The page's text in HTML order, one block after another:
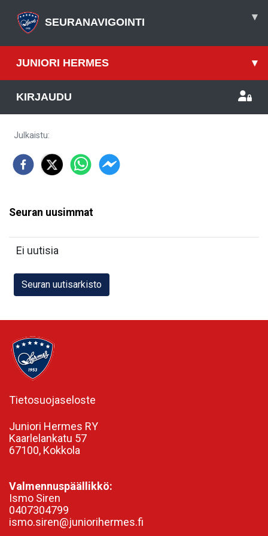
SEURANAVIGOINTI ▾
JUNIORI HERMES ▾
KIRJAUDU
Julkaistu:
Seuran uusimmat
Ei uutisia
Seuran uutisarkisto
Tietosuojaseloste
Juniori Hermes RY
Kaarlelankatu 57
67100, Kokkola
Valmennuspäällikkö:
Ismo Siren
0407304799
ismo.siren@juniorihermes.fi